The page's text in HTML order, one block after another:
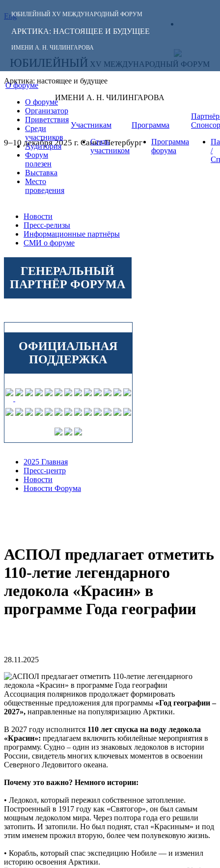
ЮБИЛЕЙНЫЙ XV МЕЖДУНАРОДНЫЙ ФОРУМ
АРКТИКА: НАСТОЯЩЕЕ И БУДУЩЕЕ
ИМЕНИ А. Н. ЧИЛИНГАРОВА
Eng
СЛЕДИТЕ ЗА
НОВОСТЯМИ
ФОРУМА:
ЮБИЛЕЙНЫЙ XV МЕЖДУНАРОДНЫЙ ФОРУМ
Арктика: настоящее и будущее
ИМЕНИ А. Н. ЧИЛИНГАРОВА
9–10 декабря 2025 г. Санкт-Петербург
О форуме
О форуме
Организатор
Приветствия
Среди
участников
Аудитория
Форум
полезен
Выставка
Место
проведения
Участникам
Стать
участником
Программа
Программа
форума
/
Новости
Пресс-релизы
Информационные партнёры
СМИ о форуме
ГЕНЕРАЛЬНЫЙ
ПАРТНЁР ФОРУМА
ОФИЦИАЛЬНАЯ
ПОДДЕРЖКА
2025 Главная
Пресс-центр
Новости
Новости Форума
АСПОЛ предлагает отметить
110-летие легендарного
ледокола «Красин» в
программе Года географии
28.11.2025
Ассоциация полярников продолжает формировать
общественные предложения для программы «Год географии –
2027», направленные на популяризацию Арктики.
В 2027 году исполнится 110 лет спуска на воду ледокола
«Красин»: предлагаем включить юбилейные мероприятия в
программу. Судно – один из знаковых ледоколов в истории
России, свидетель многих ключевых моментов в освоении
Северного Ледовитого океана.
Почему это важно? Немного истории:
• Ледокол, который пережил собственное затопление.
Построенный в 1917 году как «Святогор», он был самым
мощным ледоколом мира. Через полтора года его решили
затопить. И затопили. Но был поднят, стал «Красиным» и под
этим именем прожил вторую, более чем полувековую жизнь.
• Корабль, который спас экспедицию Нобиле — и изменил
историю освоения Арктики.